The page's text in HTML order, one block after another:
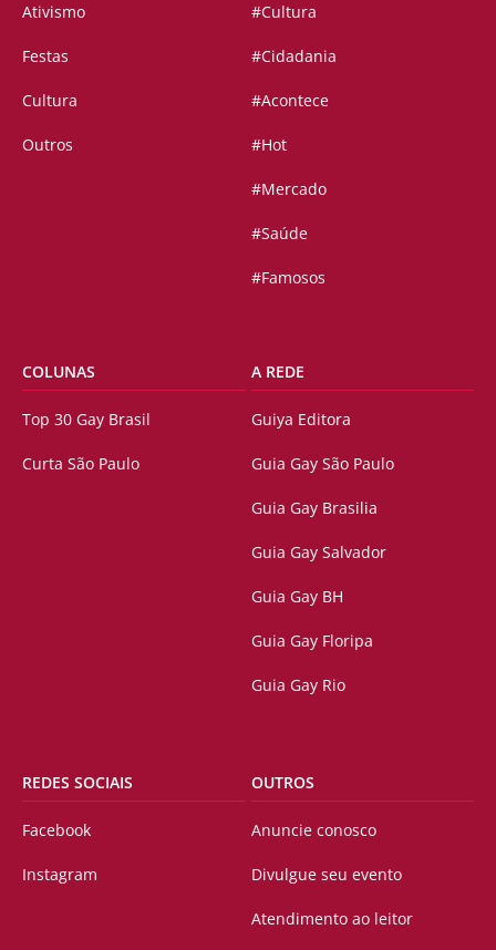
Ativismo
Festas
Cultura
Outros
#Cultura
#Cidadania
#Acontece
#Hot
#Mercado
#Saúde
#Famosos
COLUNAS
Top 30 Gay Brasil
Curta São Paulo
A REDE
Guiya Editora
Guia Gay São Paulo
Guia Gay Brasilia
Guia Gay Salvador
Guia Gay BH
Guia Gay Floripa
Guia Gay Rio
REDES SOCIAIS
Facebook
Instagram
OUTROS
Anuncie conosco
Divulgue seu evento
Atendimento ao leitor